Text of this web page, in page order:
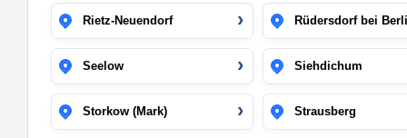
Rietz-Neuendorf Rüdersdorf bei
Seelow Siehdichum
Storkow (Mark) Strausberg